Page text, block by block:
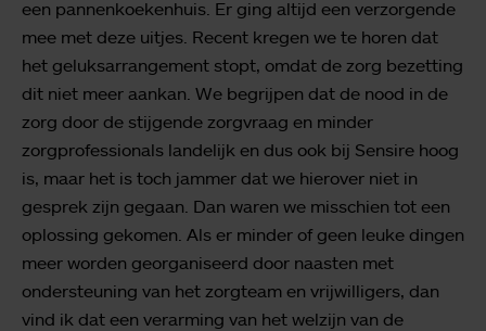
een pannenkoekenhuis. Er ging altijd een verzorgende
mee met deze uitjes. Recent kregen we te horen dat
het geluksarrangement stopt, omdat de zorg bezetting
dit niet meer aankan. We begrijpen dat de nood in de
zorg door de stijgende zorgvraag en minder
zorgprofessionals landelijk en dus ook bij Sensire hoog
is, maar het is toch jammer dat we hierover niet in
gesprek zijn gegaan. Dan waren we misschien tot een
oplossing gekomen. Als er minder of geen leuke dingen
meer worden georganiseerd door naasten met
ondersteuning van het zorgteam en vrijwilligers, dan
vind ik dat een verarming van het welzijn van de